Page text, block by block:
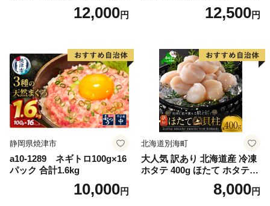
大隅産うなぎ蒲焼4尾（400
g） KN007-02312,000円
91] 鮭 魚介類 海鮮 訳アリ 規
格外 不揃い さけ サケ 鮭切身
切り身 魚 わけあり
12,500円
静岡県焼津市
a10-1289 ネギトロ100g×16
パック 合計1.6kg
10,000円
北海道別海町
大人気 訳あり 北海道産 冷凍
ホタテ 400g ほたて ホタテ
8,000円